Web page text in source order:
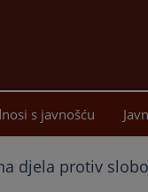
sadržaj
s javnošću
djela protiv